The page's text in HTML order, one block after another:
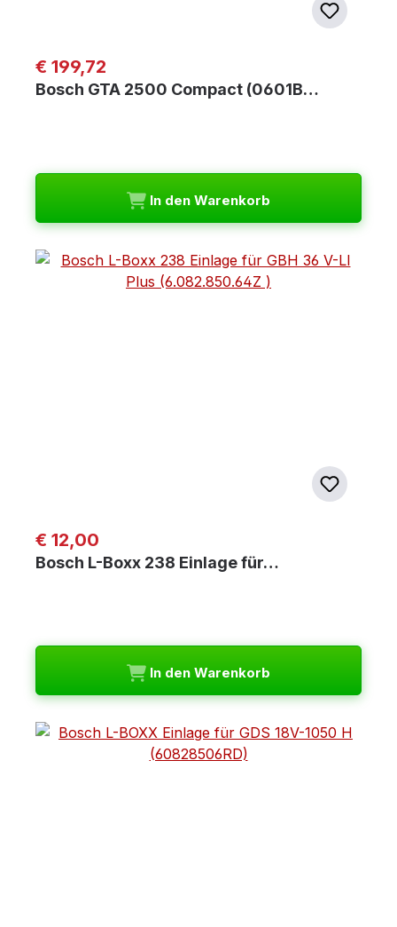
Regulärer Preis:
€ 199,72
Bosch GTA 2500 Compact (0601B…
In den Warenkorb
Regulärer Preis:
€ 12,00
Bosch L-Boxx 238 Einlage für…
In den Warenkorb